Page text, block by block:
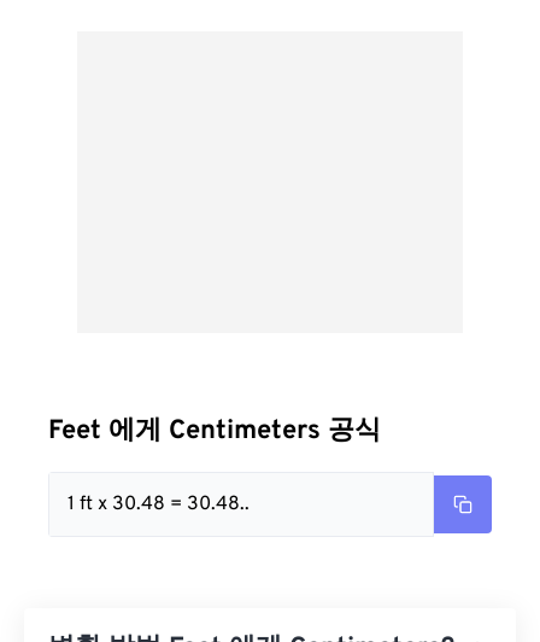
Feet 에게 Centimeters 공식
1 ft x 30.48 = 30.48..